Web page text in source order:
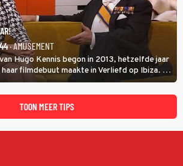
· AMUSEMENT
Hugo Kennis begon in 2013, hetzelfde jaar
filmdebuut maakte in Verliefd op Ibiza. In
duidelijk wat ze nog meer weten van het
eindtwintigers waren.
TOON MEER TIPS